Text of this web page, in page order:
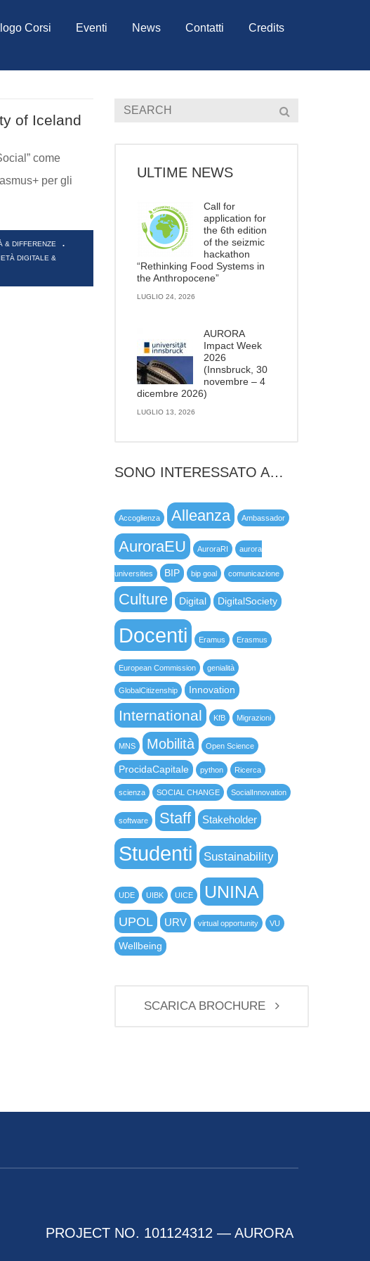
Corsi Eventi News Contatti Credits
of Iceland
come
per gli
& DIFFERENZE .
DIGITALE &
ULTIME NEWS
Call for
application for
the 6th edition
of the seizmic
hackathon
“Rethinking Food Systems in
the Anthropocene”
LUGLIO 24, 2026
AURORA
Impact Week
2026
(Innsbruck, 30
novembre – 4
dicembre 2026)
LUGLIO 13, 2026
SONO INTERESSATO A…
Accoglienza Alleanza Ambassador
AuroraEU AuroraRI aurora
universities BIP bip goal comunicazione
Culture Digital DigitalSociety
Docenti Eramus Erasmus
European Commission genialità
GlobalCitizenship Innovation
International KfB Migrazioni
MNS Mobilità Open Science
ProcidaCapitale python Ricerca
scienza SOCIAL CHANGE SocialInnovation
software Staff Stakeholder
Studenti Sustainability
UDE UIBK UICE UNINA
UPOL URV virtual opportunity VU
Wellbeing
SCARICA BROCHURE
PROJECT NO. 101124312 — AURORA